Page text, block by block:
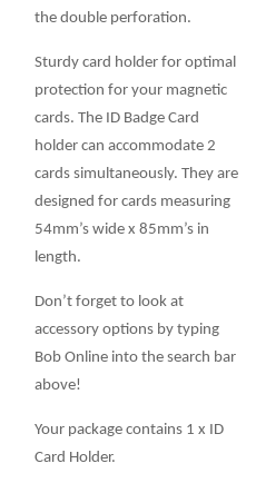
the double perforation.
Sturdy card holder for optimal
protection for your magnetic
cards. The ID Badge Card
holder can accommodate 2
cards simultaneously. They are
designed for cards measuring
54mm’s wide x 85mm’s in
length.
Don’t forget to look at
accessory options by typing
Bob Online into the search bar
above!
Your package contains 1 x ID
Card Holder.